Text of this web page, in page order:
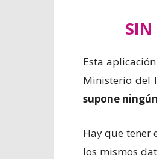
SIN
Esta
Ministerio del
supone
Hay que tener
los mismos